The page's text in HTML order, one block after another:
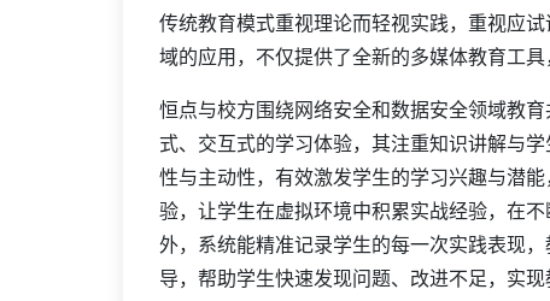
传统教育模式重视理论而轻视实践，重视应
域的应用，不仅提供了全新的多媒体教育工具
恒点与校方围绕网络安全和数据安全领域教
式、交互式的学习体验，其注重知识讲解与
性与主动性，有效激发学生的学习兴趣与潜
验，让学生在虚拟环境中积累实战经验，在
外，系统能精准记录学生的每一次实践表现
导，帮助学生快速发现问题、改进不足，实